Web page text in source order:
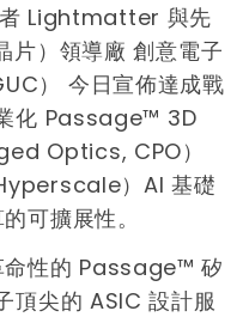
者 Lightmatter 與先
片）領導廠 創意電子
） 今日宣佈達成戰
化 Passage™ 3D
Optics, CPO）
）AI 基礎
可擴展性。
性的 Passage™ 矽
頂尖的 ASIC 設計服